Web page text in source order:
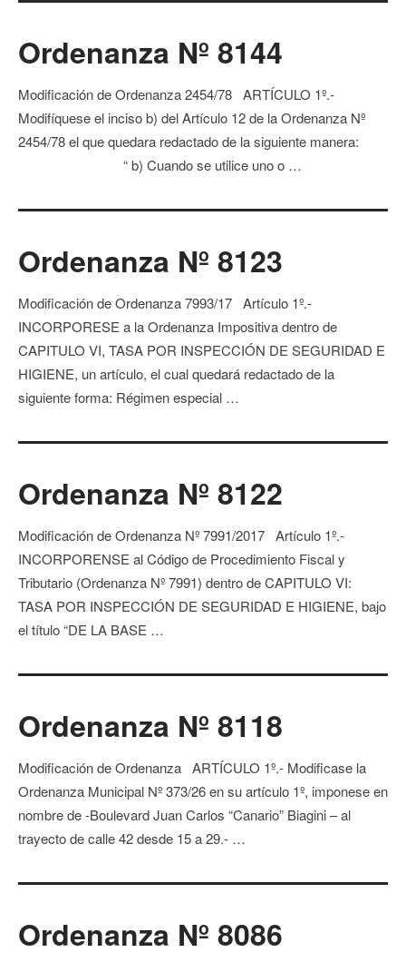
Ordenanza Nº 8144
Modificación de Ordenanza 2454/78 ARTÍCULO 1º.-
Modifíquese el inciso b) del Artículo 12 de la Ordenanza Nº
2454/78 el que quedara redactado de la siguiente manera:
“ b) Cuando se utilice uno o …
Ordenanza Nº 8123
Modificación de Ordenanza 7993/17 Artículo 1º.-
INCORPORESE a la Ordenanza Impositiva dentro de
CAPITULO VI, TASA POR INSPECCIÓN DE SEGURIDAD E
HIGIENE, un artículo, el cual quedará redactado de la
siguiente forma: Régimen especial …
Ordenanza Nº 8122
Modificación de Ordenanza Nº 7991/2017 Artículo 1º.-
INCORPORENSE al Código de Procedimiento Fiscal y
Tributario (Ordenanza Nº 7991) dentro de CAPITULO VI:
TASA POR INSPECCIÓN DE SEGURIDAD E HIGIENE, bajo
el título “DE LA BASE …
Ordenanza Nº 8118
Modificación de Ordenanza ARTÍCULO 1º.- Modificase la
Ordenanza Municipal Nº 373/26 en su artículo 1º, imponese en
nombre de -Boulevard Juan Carlos “Canario” Biagini – al
trayecto de calle 42 desde 15 a 29.- …
Ordenanza Nº 8086